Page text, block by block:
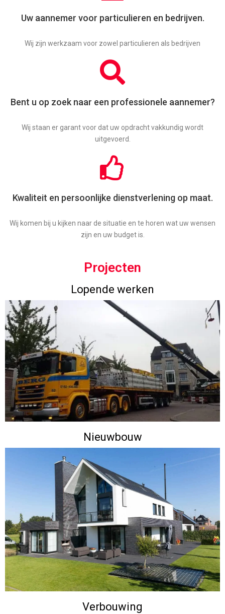
Uw aannemer voor particulieren en bedrijven.
Wij zijn werkzaam voor zowel particulieren als bedrijven
Bent u op zoek naar een professionele aannemer?
Wij staan er garant voor dat uw opdracht vakkundig wordt
uitgevoerd.
Kwaliteit en persoonlijke dienstverlening op maat.
Wij komen bij u kijken naar de situatie en te horen wat uw wensen
zijn en uw budget is.
Projecten
Lopende werken
Nieuwbouw
Verbouwing